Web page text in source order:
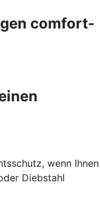
comfort-
wenn Ihnen
Diebstahl